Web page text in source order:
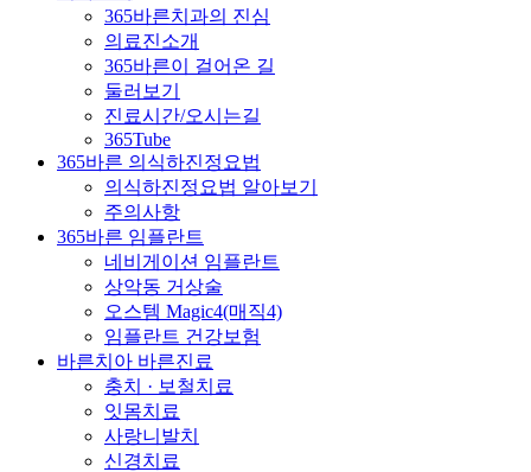
365바른치과의 진심
의료진소개
365바른이 걸어온 길
둘러보기
진료시간/오시는길
365Tube
365바른 의식하진정요법
의식하진정요법 알아보기
주의사항
365바른 임플란트
네비게이션 임플란트
상악동 거상술
오스템 Magic4(매직4)
임플란트 건강보험
바른치아 바른진료
충치 · 보철치료
잇몸치료
사랑니발치
신경치료